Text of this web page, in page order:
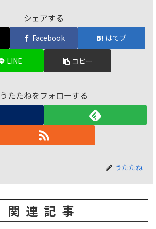
シェアする
Facebook はてブ
LINE コピー
うたたねをフォローする
うたたね
関連記事